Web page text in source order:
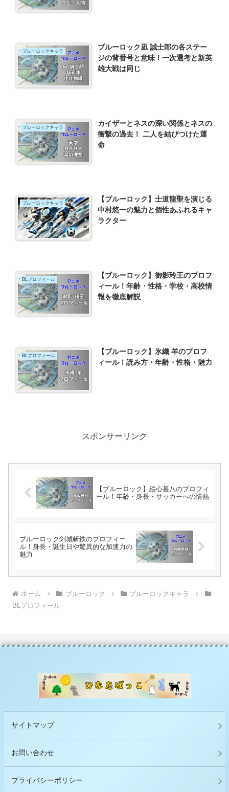
ブルーロックキャラ
ブルーロック凪 誠士郎の各ステー
ジの背番号と意味！一次選考と新英
雄大戦は同じ
ブルーロックキャラ
カイザーとネスの深い関係とネスの
衝撃の過去！ 二人を結びつけた運
命
ブルーロックキャラ
【ブルーロック】士道龍聖を演じる
中村悠一の魅力と個性あふれるキャ
ラクター
BLプロフィール
【ブルーロック】御影玲王のプロフ
ィール！年齢・性格・学校・高校情
報を徹底解説
BLプロフィール
【ブルーロック】氷織 羊のプロフ
ィール！読み方・年齢・性格・魅力
スポンサーリンク
【ブルーロック】絵心甚八のプロフィ
ール！年齢・身長・サッカーへの情熱
ブルーロック剣城斬鉄のプロフィー
ル！身長・誕生日や驚異的な加速力の
魅力
ホーム ブルーロック
ブルーロックキャラ
BLプロフィール
サイトマップ
お問い合わせ
プライバシーポリシー